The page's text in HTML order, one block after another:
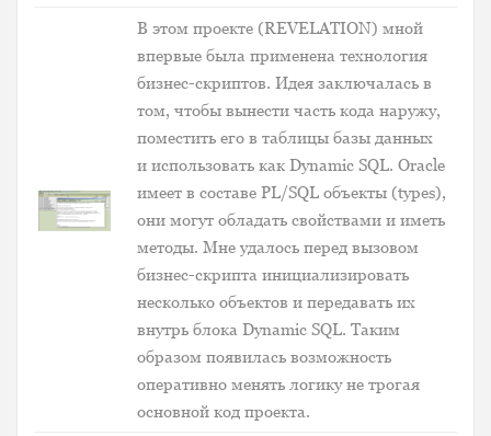
В этом проекте (REVELATION) мной
впервые была применена технология
бизнес-скриптов. Идея заключалась в
том, чтобы вынести часть кода наружу,
поместить его в таблицы базы данных
и использовать как Dynamic SQL. Oracle
имеет в составе PL/SQL объекты (types),
они могут обладать свойствами и иметь
методы. Мне удалось перед вызовом
бизнес-скрипта инициализировать
несколько объектов и передавать их
внутрь блока Dynamic SQL. Таким
образом появилась возможность
оперативно менять логику не трогая
основной код проекта.